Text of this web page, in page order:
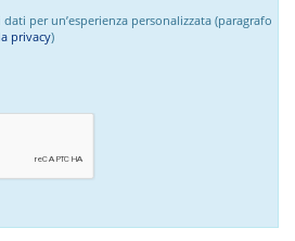
per un’esperienza personalizzata (paragrafo
privacy)